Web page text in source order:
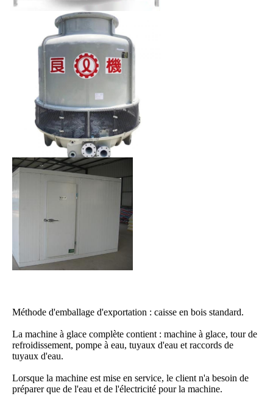
Méthode d'emballage d'exportation : caisse en bois standard.
La machine à glace complète contient : machine à glace, tour de
refroidissement, pompe à eau, tuyaux d'eau et raccords de
tuyaux d'eau.
Lorsque la machine est mise en service, le client n'a besoin de
préparer que de l'eau et de l'électricité pour la machine.